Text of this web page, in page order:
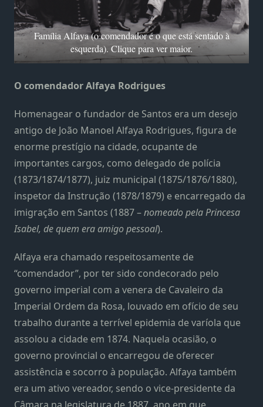
Família Alfaya (o comendador é o que está sentado à
esquerda). Clique para ver maior.
O comendador Alfaya Rodrigues
Homenagear o fundador de Santos era um desejo
antigo de João Manoel Alfaya Rodrigues, figura de
enorme prestígio na cidade, ocupante de
importantes cargos, como delegado de polícia
(1873/1874/1877), juiz municipal (1875/1876/1880),
inspetor da Instrução (1878/1879) e encarregado da
imigração em Santos (1887 –nomeado pela Princesa
Isabel, de quem era amigo pessoal).
Alfaya era chamado respeitosamente de
“comendador”, por ter sido condecorado pelo
governo imperial com a venera de Cavaleiro da
Imperial Ordem da Rosa, louvado em ofício de seu
trabalho durante a terrível epidemia de varíola que
assolou a cidade em 1874. Naquela ocasião, o
governo provincial o encarregou de oferecer
assistência e socorro à população. Alfaya também
era um ativo vereador, sendo o vice-presidente da
Câmara na legislatura de 1887, ano em que